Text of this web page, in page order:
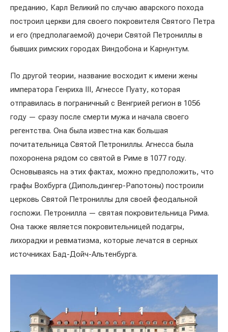
преданию, Карл Великий по случаю аварского похода
построил церкви для своего покровителя Святого Петра
и его (предполагаемой) дочери Святой Петрониллы в
бывших римских городах Виндобона и Карнунтум.
По другой теории, название восходит к имени жены
императора Генриха III, Агнессе Пуату, которая
отправилась в пограничный с Венгрией регион в 1056
году — сразу после смерти мужа и начала своего
регентства. Она была известна как большая
почитательница Святой Петрониллы. Агнесса была
похоронена рядом со святой в Риме в 1077 году.
Основываясь на этих фактах, можно предположить, что
графы Вохбурга (Дипольдингер-Рапотоны) построили
церковь Святой Петрониллы для своей феодальной
госпожи. Петронилла — святая покровительница Рима.
Она также является покровительницей подагры,
лихорадки и ревматизма, которые лечатся в серных
источниках Бад-Дойч-Альтенбурга.